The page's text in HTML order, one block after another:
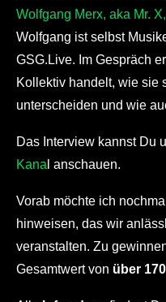
Wolfgang Merx, aka Mr. X,
Wolfgang ist selbst
GSG.Live. Im Gespräch
Kollektiv handelt, wie sie
unterscheiden und wie
Das Interview kannst Du
Kana l anschauen.
Vorab möchte ich
hinweisen, das wir
veranstalten. Zu
Gesamtwert von über